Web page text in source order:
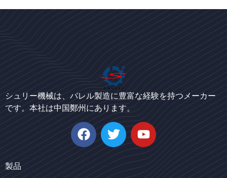
シュリー機械は、バレル製造に豊富な経験を持つメーカー
です。本社は中国鄭州にあります。
製品
Thai
Swahili
Korean